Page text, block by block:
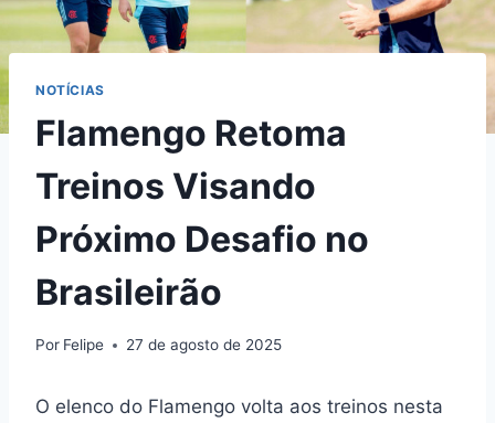
NOTÍCIAS
Flamengo Retoma
Treinos Visando
Próximo Desafio no
Brasileirão
Por Felipe 27 de agosto de 2025
O elenco do Flamengo volta aos treinos nesta